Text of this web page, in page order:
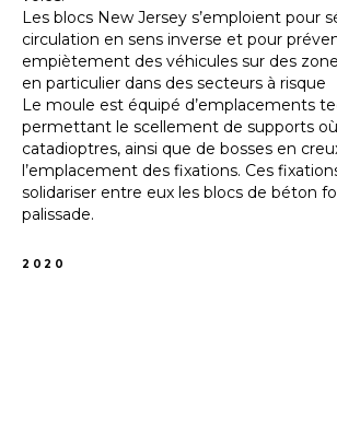
Les blocs New Jersey s’emploient pour
circulation en sens inverse et pour
empiètement des véhicules sur des
en particulier dans des secteurs à risque
Le moule est équipé d’emplacements
permettant le scellement de supports
catadioptres, ainsi que de bosses en
l’emplacement des fixations. Ces
solidariser entre eux les blocs de béton
palissade.
2020